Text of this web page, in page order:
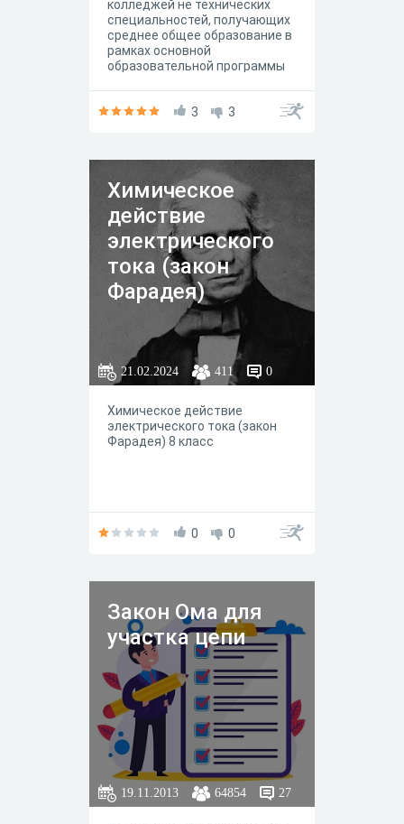
колледжей не технических
специальностей, получающих
среднее общее образование в
рамках основной
образовательной программы
3 3
Химическое
действие
электрического
тока (закон
Фарадея)
21.02.2024 411 0
Химическое действие
электрического тока (закон
Фарадея) 8 класс
0 0
Закон Ома для
участка цепи
19.11.2013 64854 27